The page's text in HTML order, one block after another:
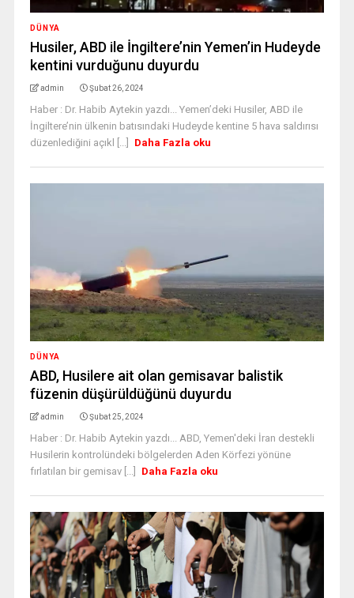
DÜNYA
Husiler, ABD ile İngiltere’nin Yemen’in Hudeyde
kentini vurduğunu duyurdu
admin Şubat 26, 2024
Haber : Dr. Habib Aytekin yazdı... Yemen’deki Husiler, ABD ile
İngiltere’nin ülkenin batısındaki Hudeyde kentine 5 hava saldırısı
düzenlediğini açıkl [...]
Daha Fazla oku
DÜNYA
ABD, Husilere ait olan gemisavar balistik
füzenin düşürüldüğünü duyurdu
admin Şubat 25, 2024
Haber : Dr. Habib Aytekin yazdı... ABD, Yemen'deki İran destekli
Husilerin kontrolündeki bölgelerden Aden Körfezi yönüne
fırlatılan bir gemisav [...]
Daha Fazla oku